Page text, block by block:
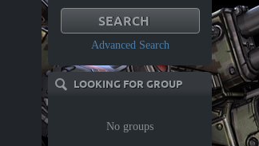
Advanced Search
LOOKING FOR GROUP
No groups